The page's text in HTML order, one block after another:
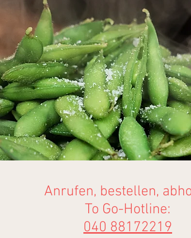
Anrufen, bestellen,
To Go-Hotline:
040 88172219